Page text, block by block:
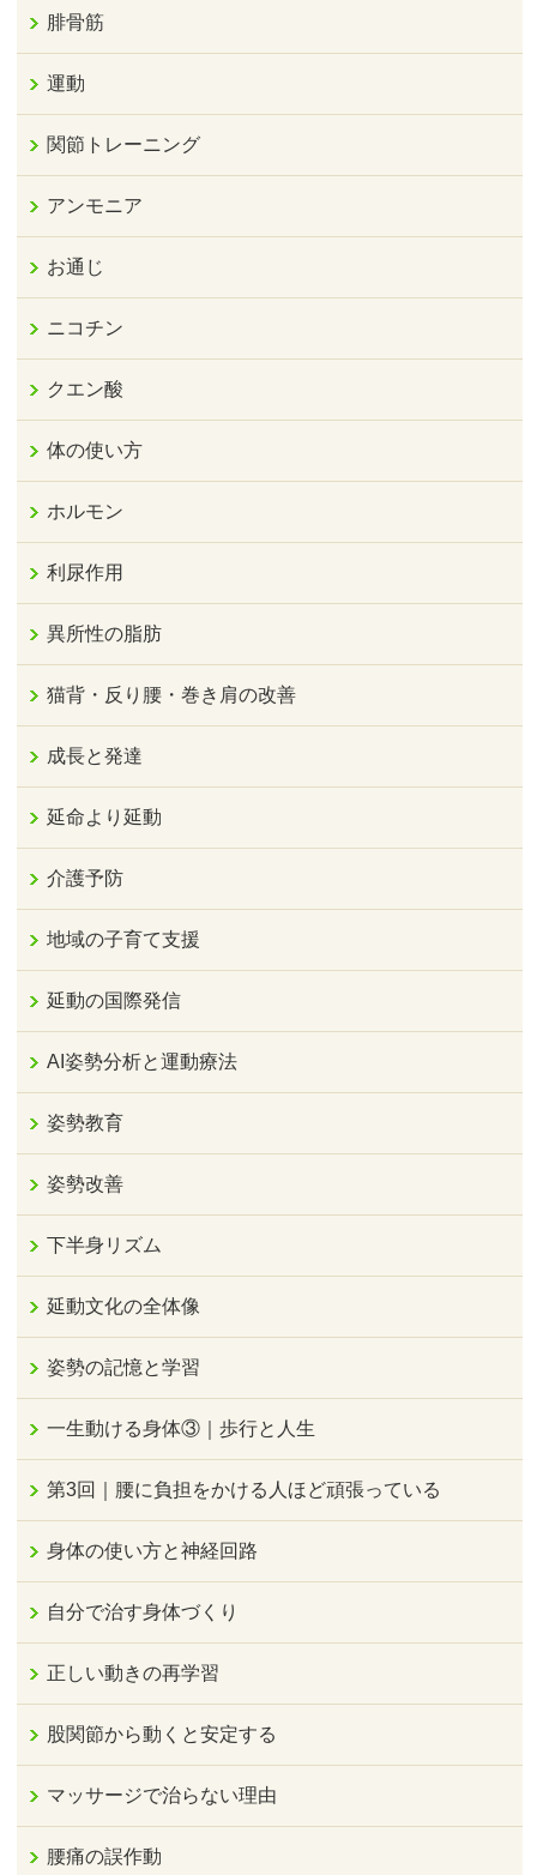
腓骨筋
運動
関節トレーニング
アンモニア
お通じ
ニコチン
クエン酸
体の使い方
ホルモン
利尿作用
異所性の脂肪
猫背・反り腰・巻き肩の改善
成長と発達
延命より延動
介護予防
地域の子育て支援
延動の国際発信
AI姿勢分析と運動療法
姿勢教育
姿勢改善
下半身リズム
延動文化の全体像
姿勢の記憶と学習
一生動ける身体③｜歩行と人生
第3回｜腰に負担をかける人ほど頑張っている
身体の使い方と神経回路
自分で治す身体づくり
正しい動きの再学習
股関節から動くと安定する
マッサージで治らない理由
腰痛の誤作動